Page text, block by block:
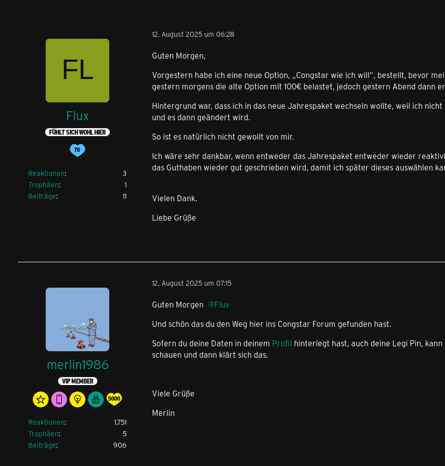
Flux
FÜHLT SICH WOHL HIER
Reaktionen
3
Trophäen
1
Beiträge
11
12. August 2025 um 06:28
Guten Morgen,
Vorgestern habe ich eine neue Option, „Congstar wie ich will“, bestellt, bevor
gestern morgens die alte Option mit 100€ belastet, jedoch gestern Abend dann
Hintergrund war, dass ich in das neue Jahrespaket wechseln wollte, weil ich
und es dann geändert wird.
So ist es natürlich nicht gewollt von mir.
Ich wäre sehr dankbar, wenn entweder das Jahrespaket entweder wieder
das Guthaben wieder gut geschrieben wird, damit ich später dieses auswählen
Vielen Dank.
Liebe Grüße
merlin1986
VIP MEMBER
Reaktionen
1.751
Trophäen
5
Beiträge
906
12. August 2025 um 07:15
Guten Morgen
Flux
Und schön das du den Weg hier ins Congstar Forum gefunden hast.
Sofern du deine Daten in deinem Profil hinterlegt hast, auch deine Legi Pin,
schauen und dann klärt sich das.
Viele Grüße
Merlin